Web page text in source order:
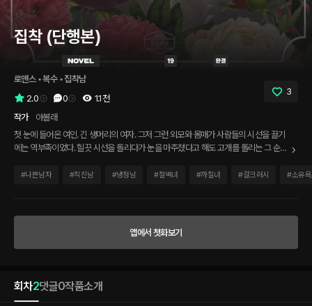
집착 (단행본)
로맨스 • 복수 • 집착남
2.0
0 1.1천
3
작가
야볼래
첫 눈에 들어온 여인. 긴 생머리의 여자. 그저 그런 외모와 몸매가 사람들의 시선을 끌기
에는 역부족이었다. 힐끗 시선을 돌리다가 눈을 마주쳤다고 해도 고개를 돌리는 그 순간
그 이상도 그 이하도 아닌 그런 여자. 별것도 아닌 그녀에게, 평범하기 그지 없는 그녀에
#나쁜남자 #직진남 #냉정남 #철벽녀 #까칠녀 #걸크러시 #소유
앱에서 첫화보기
회차2댓글0작품소개